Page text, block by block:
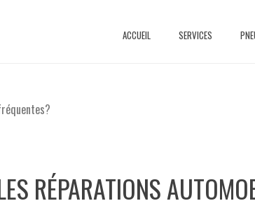
ACCUEIL SERVICES
RÉPARATIONS